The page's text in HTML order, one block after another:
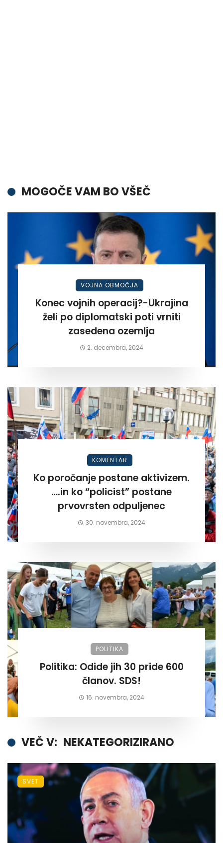
MOGOČE VAM BO VŠEČ
VOJNA OBMOČJA
Konec vojnih operacij?-Ukrajina
želi po diplomatski poti vrniti
zasedena ozemlja
2. decembra, 2024
KOMENTAR
Ko poročanje postane aktivizem.
….in ko “policist” postane
prvovrsten odpuljenec
30. novembra, 2024
POLITIKA
Politika: Odide jih 30 pride 600
članov. SDS!
16. novembra, 2024
VEČ V: NEKATEGORIZIRANO
SVET